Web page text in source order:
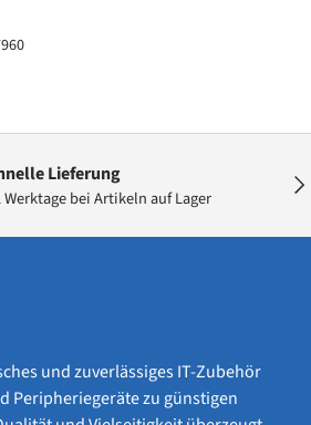
Lieferung
Werktage bei Artikeln auf Lager
und zuverlässiges IT-Zubehör
Peripheriegeräte zu günstigen